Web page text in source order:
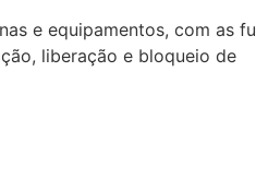
e equipamentos, com as
liberação e bloqueio de